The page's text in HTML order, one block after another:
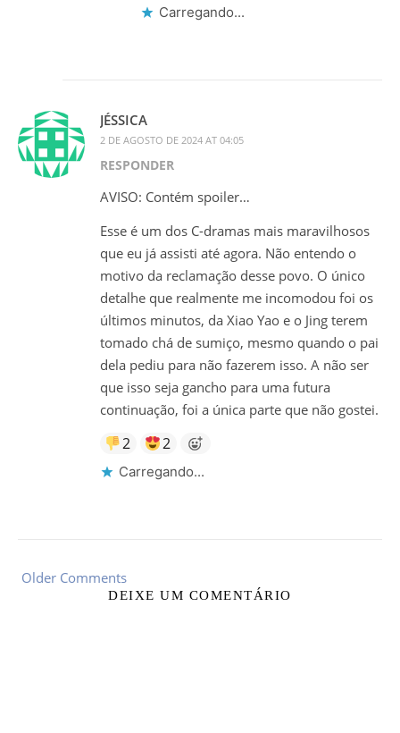
Carregando...
JÉSSICA
2 DE AGOSTO DE 2024 AT 04:05
RESPONDER
AVISO: Contém spoiler…
Esse é um dos C-dramas mais maravilhosos
que eu já assisti até agora. Não entendo o
motivo da reclamação desse povo. O único
detalhe que realmente me incomodou foi os
últimos minutos, da Xiao Yao e o Jing terem
tomado chá de sumiço, mesmo quando o pai
dela pediu para não fazerem isso. A não ser
que isso seja gancho para uma futura
continuação, foi a única parte que não gostei.
2 2
Carregando...
Older Comments
DEIXE UM COMENTÁRIO